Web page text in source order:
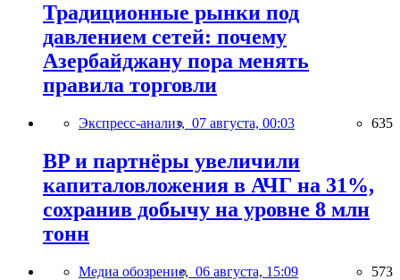
Традиционные рынки под
давлением сетей: почему
Азербайджану пора менять
правила торговли
Экспресс-анализ, 07 августа, 00:03 635
BP и партнёры увеличили
капиталовложения в АЧГ на 31%,
сохранив добычу на уровне 8 млн
тонн
Медиа обозрение, 06 августа, 15:09 573